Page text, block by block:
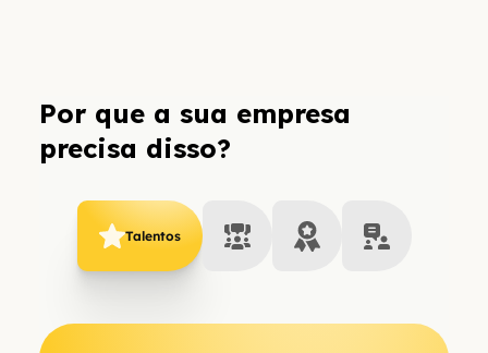
Por que a sua empresa
precisa disso?
Talentos